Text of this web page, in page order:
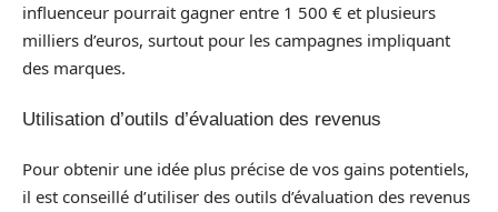
influenceur pourrait gagner entre 1 500 € et plusieurs
milliers d’euros, surtout pour les campagnes impliquant
des marques.
Utilisation d’outils d’évaluation des revenus
Pour obtenir une idée plus précise de vos gains potentiels,
il est conseillé d’utiliser des outils d’évaluation des revenus